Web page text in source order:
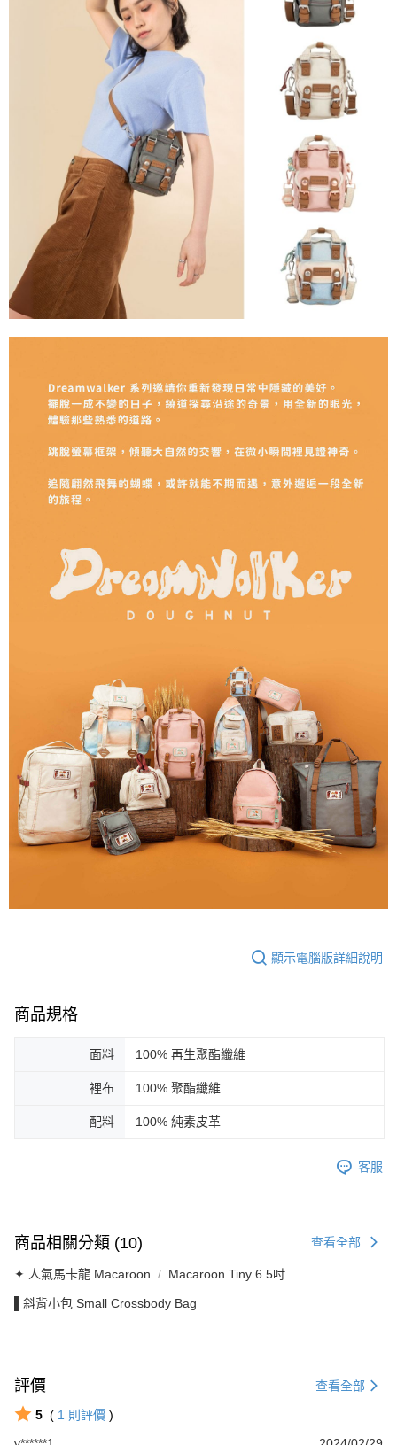
顯示電腦版詳細說明
商品規格
面料 100% 再生聚酯纖維
裡布 100% 聚酯纖維
配料 100% 純素皮革
客服
商品相關分類 (10) 查看全部
✦ 人氣馬卡龍 Macaroon Macaroon Tiny 6.5吋
▌斜背小包 Small Crossbody Bag
評價 查看全部
5 ( 1 則評價 )